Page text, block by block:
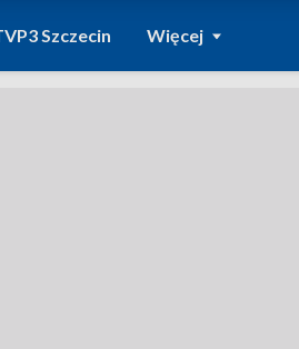
Szczecin Więcej